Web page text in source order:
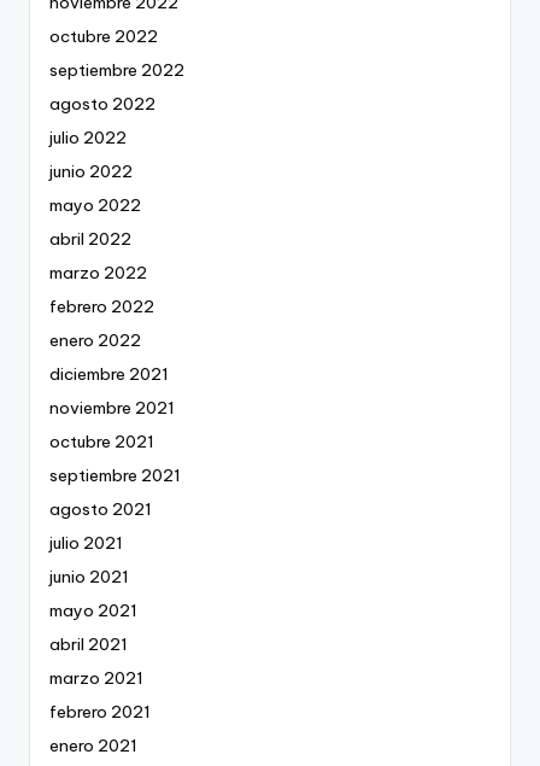
octubre 2022
septiembre 2022
agosto 2022
julio 2022
junio 2022
mayo 2022
abril 2022
marzo 2022
febrero 2022
enero 2022
diciembre 2021
noviembre 2021
octubre 2021
septiembre 2021
agosto 2021
julio 2021
junio 2021
mayo 2021
abril 2021
marzo 2021
febrero 2021
enero 2021